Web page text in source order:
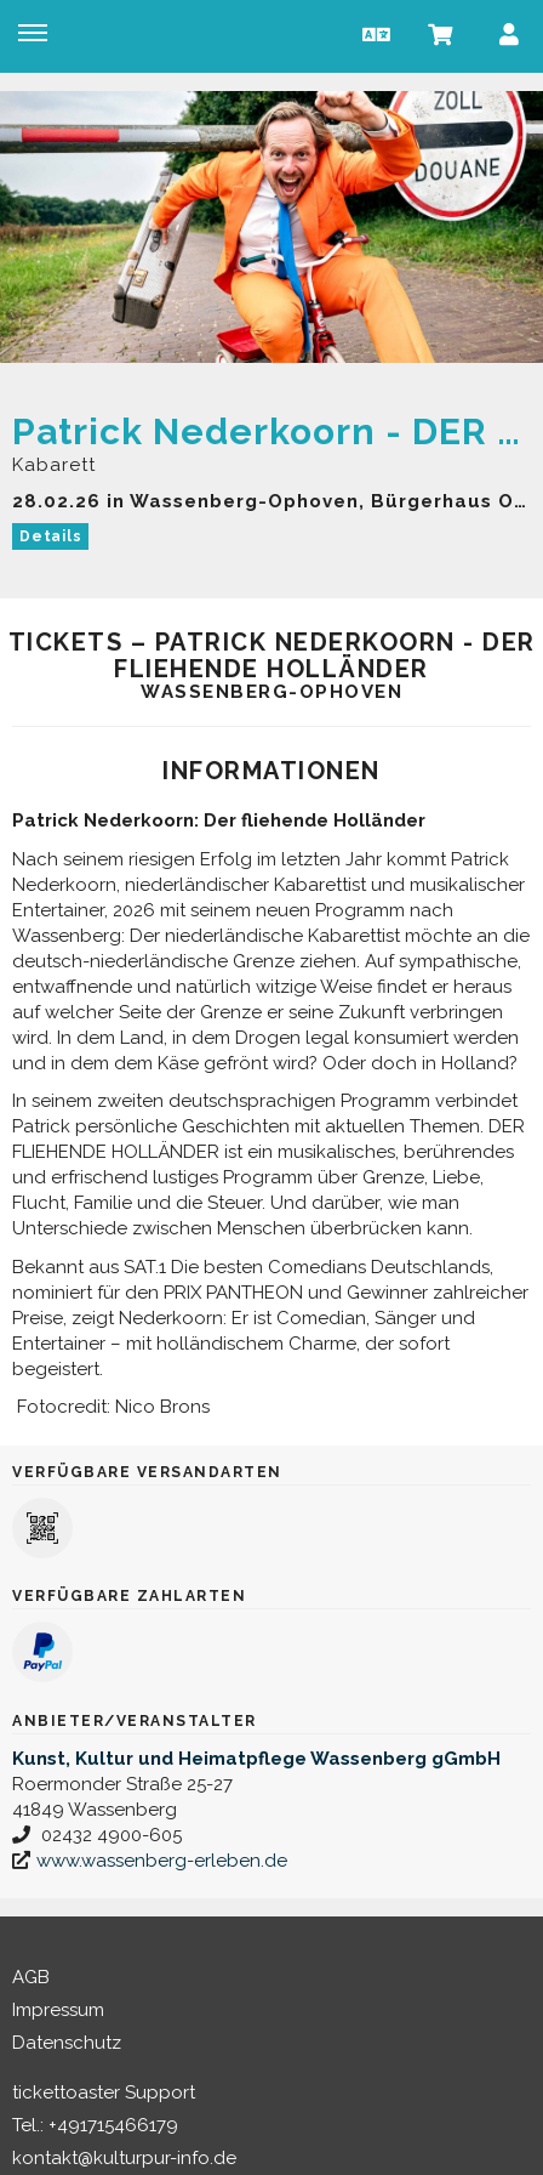
Patrick Nederkoorn - DER FLIEHENDE HOLLÄNDER
Kabarett
28.02.26 in Wassenberg-Ophoven, Bürgerhaus Ophoven
Details
TICKETS – PATRICK NEDERKOORN - DER
FLIEHENDE HOLLÄNDER
WASSENBERG-OPHOVEN
INFORMATIONEN
Patrick Nederkoorn: Der fliehende Holländer
Nach seinem riesigen Erfolg im letzten Jahr kommt Patrick
Nederkoorn, niederländischer Kabarettist und musikalischer
Entertainer, 2026 mit seinem neuen Programm nach
Wassenberg: Der niederländische Kabarettist möchte an die
deutsch-niederländische Grenze ziehen. Auf sympathische,
entwaffnende und natürlich witzige Weise findet er heraus
auf welcher Seite der Grenze er seine Zukunft verbringen
wird. In dem Land, in dem Drogen legal konsumiert werden
und in dem dem Käse gefrönt wird? Oder doch in Holland?
In seinem zweiten deutschsprachigen Programm verbindet
Patrick persönliche Geschichten mit aktuellen Themen. DER
FLIEHENDE HOLLÄNDER ist ein musikalisches, berührendes
und erfrischend lustiges Programm über Grenze, Liebe,
Flucht, Familie und die Steuer. Und darüber, wie man
Unterschiede zwischen Menschen überbrücken kann.
Bekannt aus SAT.1 Die besten Comedians Deutschlands,
nominiert für den PRIX PANTHEON und Gewinner zahlreicher
Preise, zeigt Nederkoorn: Er ist Comedian, Sänger und
Entertainer – mit holländischem Charme, der sofort
begeistert.
Fotocredit: Nico Brons
VERFÜGBARE VERSANDARTEN
VERFÜGBARE ZAHLARTEN
ANBIETER/VERANSTALTER
Kunst, Kultur und Heimatpflege Wassenberg gGmbH
Roermonder Straße 25-27
41849 Wassenberg
02432 4900-605
www.wassenberg-erleben.de
AGB
Impressum
Datenschutz
tickettoaster Support
Tel.: +491715466179
kontakt@kulturpur-info.de